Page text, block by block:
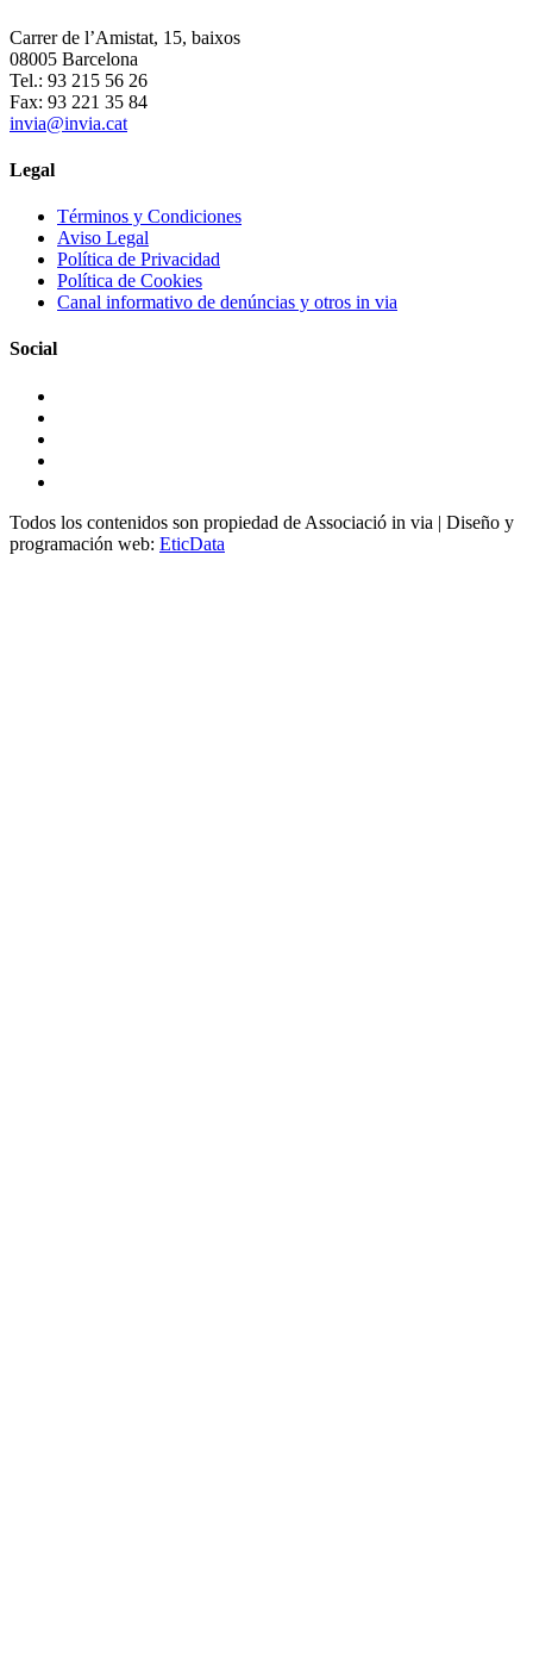
Carrer de l’Amistat, 15, baixos
08005 Barcelona
Tel.: 93 215 56 26
Fax: 93 221 35 84
invia@invia.cat
Legal
Términos y Condiciones
Aviso Legal
Política de Privacidad
Política de Cookies
Canal informativo de denúncias y otros in via
Social
Todos los contenidos son propiedad de Associació in via | Diseño y
programación web: EticData